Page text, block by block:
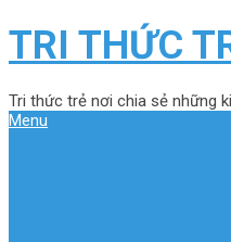
TRI THỨC
Tri thức trẻ nơi chia sẻ những
Menu